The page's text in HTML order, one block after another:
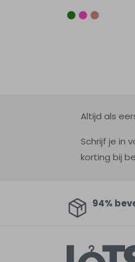
Altijd als
Schrijf je in
korting bij
94%